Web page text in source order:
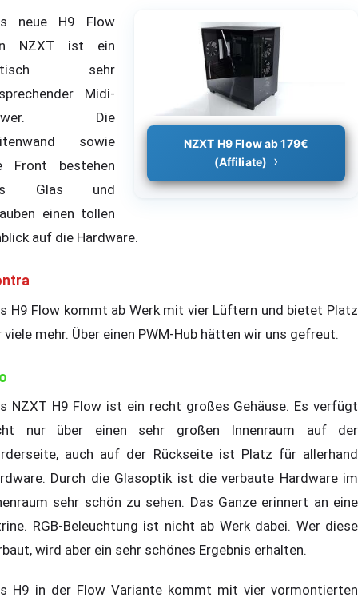
NZXT H9 Flow ab 179€
(Affiliate)
neue H9 Flow
NZXT ist ein
sehr
Midi-
Die
sowie
Front bestehen
Glas und
einen tollen
auf die Hardware.
H9 Flow kommt ab Werk mit vier Lüftern und bietet Platz
viele mehr. Über einen PWM-Hub hätten wir uns gefreut.
NZXT H9 Flow ist ein recht großes Gehäuse. Es verfügt
nur über einen sehr großen Innenraum auf der
auch auf der Rückseite ist Platz für allerhand
Durch die Glasoptik ist die verbaute Hardware im
sehr schön zu sehen. Das Ganze erinnert an eine
RGB-Beleuchtung ist nicht ab Werk dabei. Wer diese
wird aber ein sehr schönes Ergebnis erhalten.
H9 in der Flow Variante kommt mit vier vormontierten